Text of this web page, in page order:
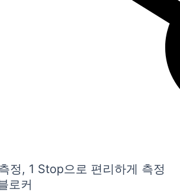
정, 1 Stop으로 편리하게 측정
로커